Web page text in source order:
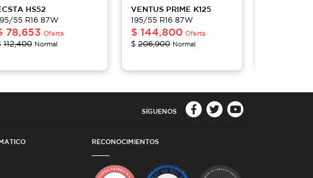
HS52
55 R16 87W
78,653 Oferta
112,400 Normal
VENTUS PRIME K125
195/55 R16 87W
$ 144,800 Oferta
$ 206,900 Normal
SÍGUENOS
RECONOCIMIENTOS